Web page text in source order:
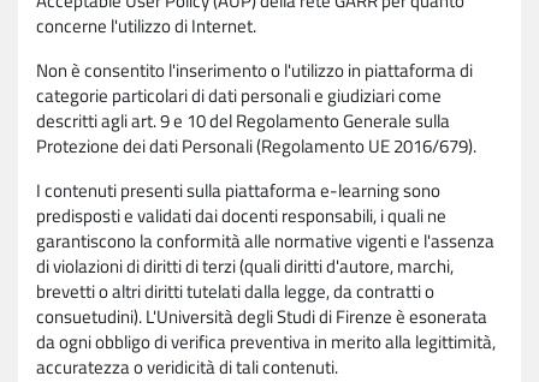
concerne l'utilizzo di Internet.
Non è consentito l'inserimento o l'utilizzo in piattaforma di
categorie particolari di dati personali e giudiziari come
descritti agli art. 9 e 10 del Regolamento Generale sulla
Protezione dei dati Personali (Regolamento UE 2016/679).
I contenuti presenti sulla piattaforma e-learning sono
predisposti e validati dai docenti responsabili, i quali ne
garantiscono la conformità alle normative vigenti e l'assenza
di violazioni di diritti di terzi (quali diritti d'autore, marchi,
brevetti o altri diritti tutelati dalla legge, da contratti o
consuetudini). L'Università degli Studi di Firenze è esonerata
da ogni obbligo di verifica preventiva in merito alla legittimità,
accuratezza o veridicità di tali contenuti.